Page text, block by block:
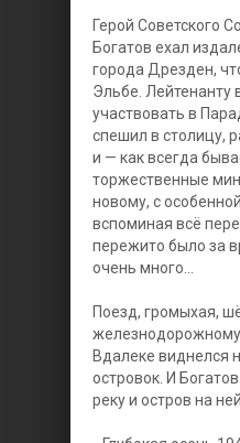
Герой Советского
Богатов ехал
города Дрезден,
Эльбе. Лейтенанту
участвовать в
спешил в столицу,
и — как всегда
торжественные
новому, с
вспоминая всё
пережито было за
очень много...
Поезд, громыхая,
железнодорожному
Вдалеке виднелся
островок. И
реку и остров на ней.